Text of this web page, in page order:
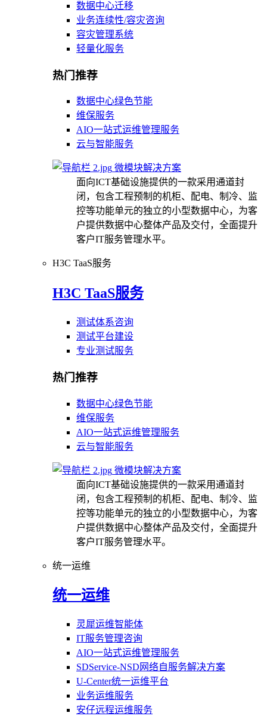
数据中心迁移
业务连续性/容灾咨询
容灾管理系统
轻量化服务
热门推荐
数据中心绿色节能
维保服务
AIO一站式运维管理服务
云与智能服务
微模块解决方案
面向ICT基础设施提供的一款采用通道封
闭，包含工程预制的机柜、配电、制冷、监
控等功能单元的独立的小型数据中心，为客
户提供数据中心整体产品及交付，全面提升
客户IT服务管理水平。
H3C TaaS服务
H3C TaaS服务
测试体系咨询
测试平台建设
专业测试服务
热门推荐
数据中心绿色节能
维保服务
AIO一站式运维管理服务
云与智能服务
微模块解决方案
面向ICT基础设施提供的一款采用通道封
闭，包含工程预制的机柜、配电、制冷、监
控等功能单元的独立的小型数据中心，为客
户提供数据中心整体产品及交付，全面提升
客户IT服务管理水平。
统一运维
统一运维
灵犀运维智能体
IT服务管理咨询
AIO一站式运维管理服务
SDService-NSD网络自服务解决方案
U-Center统一运维平台
业务运维服务
安仔远程运维服务